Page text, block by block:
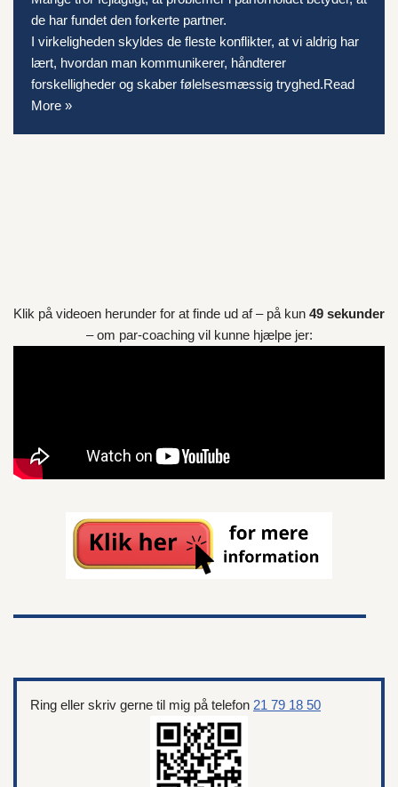
de har fundet den forkerte partner.
I virkeligheden skyldes de fleste konflikter, at vi aldrig har
lært, hvordan man kommunikerer, håndterer
forskelligheder og skaber følelsesmæssig tryghed.Read
More »
Klik på videoen herunder for at finde ud af – på kun 49 sekunder
– om par-coaching vil kunne hjælpe jer:
Ring eller skriv gerne til mig på telefon 21 79 18 50